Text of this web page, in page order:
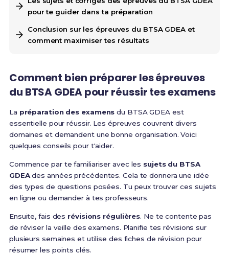
pour te guider dans ta préparation
Conclusion sur les épreuves du BTSA GDEA et
comment maximiser tes résultats
Comment bien préparer les épreuves
du BTSA GDEA pour réussir tes examens
La préparation des examens du BTSA GDEA est
essentielle pour réussir. Les épreuves couvrent divers
domaines et demandent une bonne organisation. Voici
quelques conseils pour t'aider.
Commence par te familiariser avec les sujets du BTSA
GDEAdes années précédentes. Cela te donnera une idée
des types de questions posées. Tu peux trouver ces sujets
en ligne ou demander à tes professeurs.
Ensuite, fais des révisions régulières. Ne te contente pas
de réviser la veille des examens. Planifie tes révisions sur
plusieurs semaines et utilise des fiches de révision pour
résumer les points clés.